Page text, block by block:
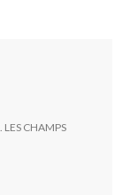
LES CHAMPS